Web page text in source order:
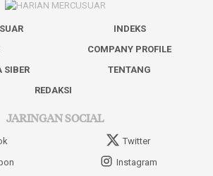
INDEKS
COMPANY PROFILE
SIBER
TENTANG
REDAKSI
JARINGAN SOCIAL
Twitter
Instagram